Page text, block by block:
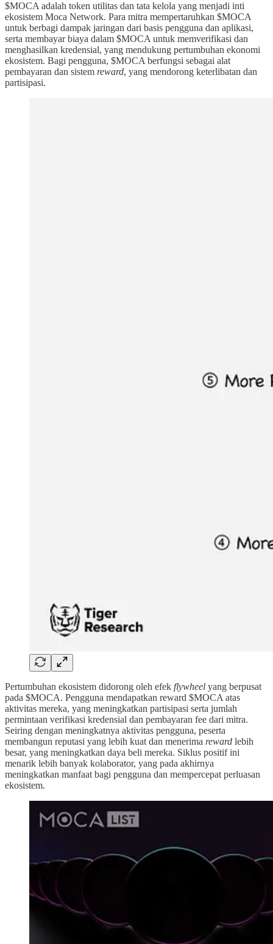
$MOCA adalah token utilitas dan tata kelola yang menjadi inti
ekosistem Moca Network. Para mitra mempertaruhkan $MOCA
untuk berbagi dampak jaringan dari basis pengguna dan aplikasi,
serta membayar biaya dalam $MOCA untuk memverifikasi dan
menghasilkan kredensial, yang mendukung pertumbuhan ekonomi
ekosistem. Bagi pengguna, $MOCA berfungsi sebagai alat
pembayaran dan sistem reward, yang mendorong keterlibatan dan
partisipasi.
Pertumbuhan ekosistem didorong oleh efek flywheel yang berpusat
pada $MOCA. Pengguna mendapatkan reward $MOCA atas
aktivitas mereka, yang meningkatkan partisipasi serta jumlah
permintaan verifikasi kredensial dan pembayaran fee dari mitra.
Seiring dengan meningkatnya aktivitas pengguna, peserta
membangun reputasi yang lebih kuat dan menerima reward lebih
besar, yang meningkatkan daya beli mereka. Siklus positif ini
menarik lebih banyak kolaborator, yang pada akhirnya
meningkatkan manfaat bagi pengguna dan mempercepat perluasan
ekosistem.